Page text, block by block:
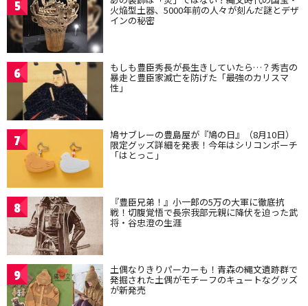
5 火焔型土器、5000年前の人々が刻んだ謎とデザ
インの秘密
6 もしも豊臣秀長が長生きしていたら…？秀吉の
暴走と豊臣家滅亡を防げた「最強のカリスマ
性」
7 鳩サブレーの豊島屋が『鳩の日』（8月10日）
限定グッズ詳細を発表！今年はシリコンポーチ
「はとっこ」
8 『豊臣兄弟！』小一郎の5万の大軍に徹底抗
戦！切腹覚悟で長宗我部元親に降伏を迫った武
将・谷忠澄の生涯
9 土偶なりきりパーカーも！青森の縄文遺跡群で
発掘された土偶がモチーフのキュートなグッズ
が新発売